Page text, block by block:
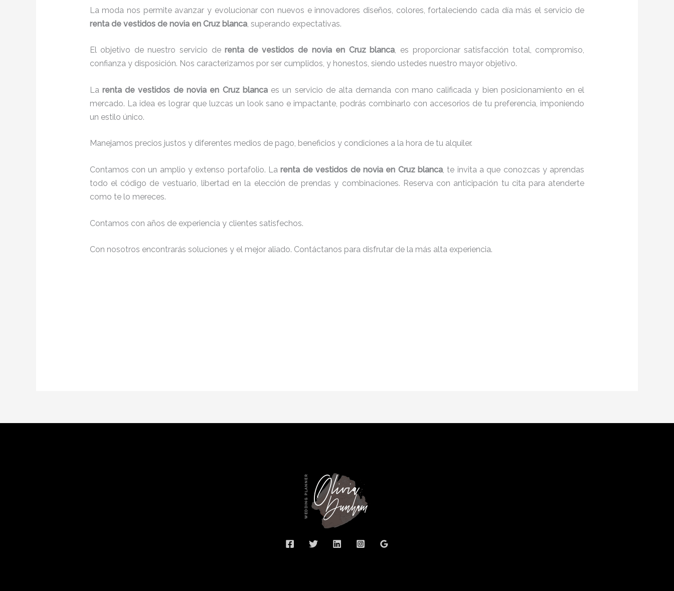
La moda nos permite avanzar y evolucionar con nuevos e innovadores diseños, colores, fortaleciendo cada día más el servicio de
renta de vestidos de novia en Cruz blanca, superando expectativas.
El objetivo de nuestro servicio derenta de vestidos de novia en Cruz blanca, es proporcionar satisfacción total, compromiso,
confianza y disposición. Nos caracterizamos por ser cumplidos, y honestos, siendo ustedes nuestro mayor objetivo.
La renta de vestidos de novia en Cruz blanca es un servicio de alta demanda con mano calificada y bien posicionamiento en el
mercado. La idea es lograr que luzcas un look sano e impactante, podrás combinarlo con accesorios de tu preferencia, imponiendo
un estilo único.
Manejamos precios justos y diferentes medios de pago, beneficios y condiciones a la hora de tu alquiler.
Contamos con un amplio y extenso portafolio. Larenta de vestidos de novia en Cruz blanca, te invita a que conozcas y aprendas
todo el código de vestuario, libertad en la elección de prendas y combinaciones. Reserva con anticipación tu cita para atenderte
como te lo mereces.
Contamos con años de experiencia y clientes satisfechos.
Con nosotros encontrarás soluciones y el mejor aliado. Contáctanos para disfrutar de la más alta experiencia.